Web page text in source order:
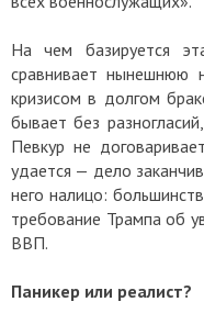
На чем базируется
сравнивает
кризисом в долгом
бывает без
Певкур не
удается — дело
него налицо:
требование Трампа об
ВВП.
Паникер или реалист?